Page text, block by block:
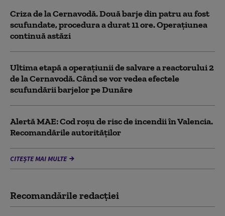
Criza de la Cernavodă. Două barje din patru au fost
scufundate, procedura a durat 11 ore. Operațiunea
continuă astăzi
Ultima etapă a operațiunii de salvare a reactorului 2
de la Cernavodă. Când se vor vedea efectele
scufundării barjelor pe Dunăre
Alertă MAE: Cod roșu de risc de incendii în Valencia.
Recomandările autorităților
CITEȘTE MAI MULTE
Recomandările redacţiei